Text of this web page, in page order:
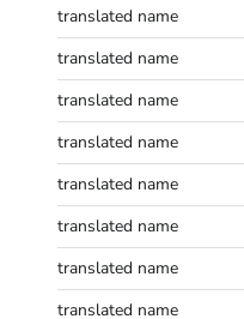
translated name
translated name
translated name
translated name
translated name
translated name
translated name
translated name